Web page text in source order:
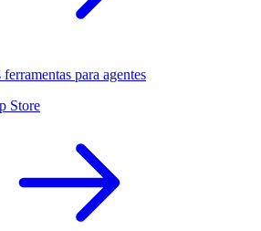
para agentes
Store